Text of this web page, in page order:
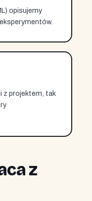
opisujemy
z projektem, tak
z